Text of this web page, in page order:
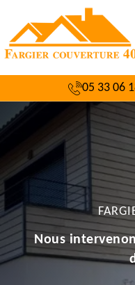
05 33 06
Nous